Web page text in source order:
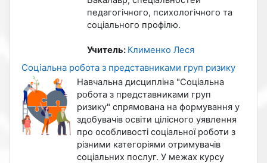
педагогічного, психологічного та
соціального профілю.
Учитель: Клименко Леся
Соціальна робота з представниками груп ризику
Навчальна дисципліна "Соціальна
робота з представниками груп
ризику" спрямована на формування у
здобувачів освіти цілісного уявлення
про особливості соціальної роботи з
різними категоріями отримувачів
соціальних послуг. У межах курсу